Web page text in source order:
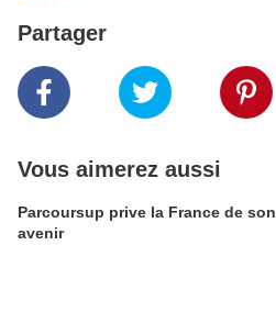
Partager
Vous aimerez aussi
Parcoursup prive la France de son
avenir